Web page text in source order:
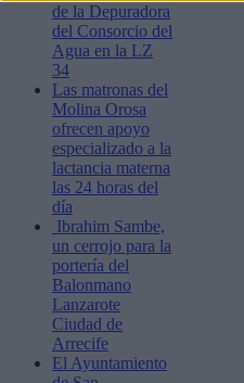
de la Depuradora
del Consorcio del
Agua en la LZ
34
Las matronas del
Molina Orosa
ofrecen apoyo
especializado a la
lactancia materna
las 24 horas del
día
Ibrahim Sambe,
un cerrojo para la
portería del
Balonmano
Lanzarote
Ciudad de
Arrecife
El Ayuntamiento